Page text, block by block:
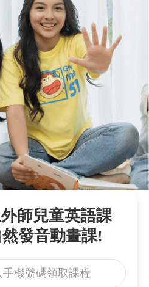
師兒童英語課
發音動畫課!